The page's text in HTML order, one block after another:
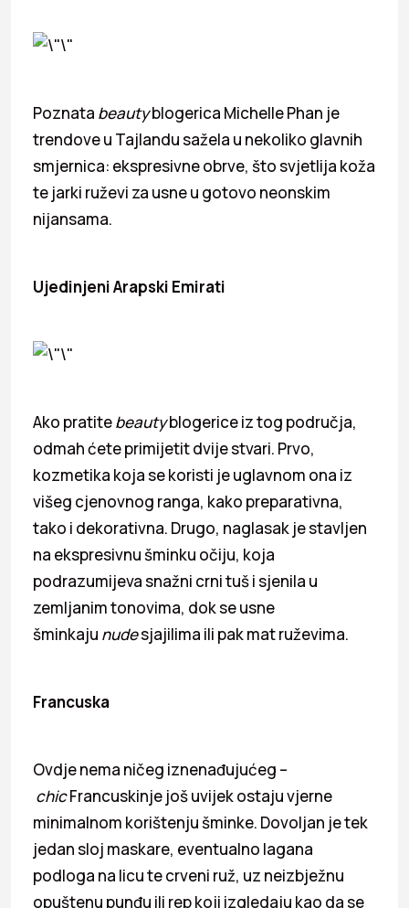
Poznata beautyblogerica Michelle Phan je
trendove u Tajlandu sažela u nekoliko glavnih
smjernica: ekspresivne obrve, što svjetlija koža
te jarki ruževi za usne u gotovo neonskim
nijansama.
Ujedinjeni Arapski Emirati
Ako pratitebeautyblogerice iz tog područja,
odmah ćete primijetit dvije stvari. Prvo,
kozmetika koja se koristi je uglavnom ona iz
višeg cjenovnog ranga, kako preparativna,
tako i dekorativna. Drugo, naglasak je stavljen
na ekspresivnu šminku očiju, koja
podrazumijeva snažni crni tuš i sjenila u
zemljanim tonovima, dok se usne
šminkaju nudesjajilima ili pak mat ruževima.
Francuska
Ovdje nema ničeg iznenađujućeg –
chicFrancuskinje još uvijek ostaju vjerne
minimalnom korištenju šminke. Dovoljan je tek
jedan sloj maskare, eventualno lagana
podloga na licu te crveni ruž, uz neizbježnu
opuštenu punđu ili rep koji izgledaju kao da se